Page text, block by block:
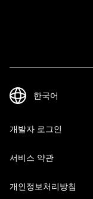
개발자 로그인
서비스 약관
개인정보처리방침